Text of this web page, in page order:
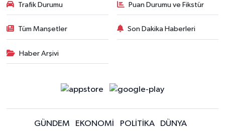
Trafik Durumu Puan Durumu ve Fikstür
Tüm Manşetler Son Dakika Haberleri
Haber Arşivi
GÜNDEM EKONOMİ POLİTİKA DÜNYA